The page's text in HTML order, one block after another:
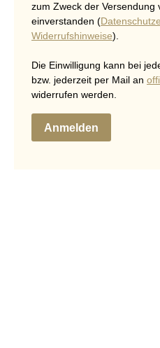
zum Zweck der Versendung
einverstanden (
Widerrufshinweise).
Die Einwilligung kann bei
bzw. jederzeit per Mail an
widerrufen werden.
Anmelden